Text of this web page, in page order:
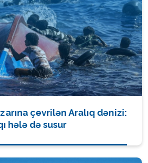
çevrilən Aralıq dənizi:
hələ də susur